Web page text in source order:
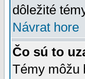
dôležité
Návrat hore
Čo sú to
Témy môžu